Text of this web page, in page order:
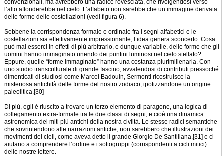
convenzionali, ma avrebbero una radice rovesciata, che rivolgendosi verso
l’alto affonderebbe nel cielo. L’alfabeto non sarebbe che un’immagine derivata
delle forme delle costellazioni (vedi figura 6).
Sebbene la corrispondenza formale e ordinale fra i segni alfabetici e le
costellazioni sia effettivamente impressionante, l’idea genera sconcerto. Cosa
può mai esserci in effetti di più arbitrario, e dunque variabile, delle forme che gli
uomini hanno immaginato unendo dei puntini luminosi nel cielo stellato?
Eppure, quelle “forme immaginate” hanno una costanza plurimillenaria. Con
uno studio transculturale di grande fascino, avvalendosi di contributi pressoché
dimenticati di studiosi come Marcel Badouin, Sermonti ricostruisce la
misteriosa antichità delle forme del nostro zodiaco, ipotizzandone un’origine
paleolitica.[30]
Di più, egli è riuscito a trovare un terzo elemento di paragone, una logica di
collegamento extra-formale tra le due classi di segni, e cioè una dinamica
astronomica dei miti più antichi della nostra civiltà. Le stesse radici semantiche
che sovrintendono alle narrazioni antiche, non sarebbero che illustrazioni dei
movimenti dei cieli, come aveva detto il grande Giorgio De Santillana,[31] e ci
aiutano a comprendere l’ordine e i sottogruppi (corrispondenti a cicli mitici)
delle nostre lettere.